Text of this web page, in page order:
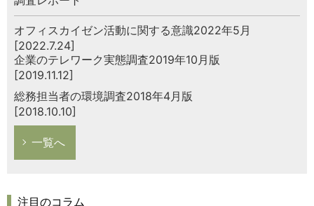
オフィスカイゼン活動に関する意識2022年5月
[2022.7.24]
企業のテレワーク実態調査2019年10月版
[2019.11.12]
総務担当者の環境調査2018年4月版
[2018.10.10]
一覧へ
注目のコラム